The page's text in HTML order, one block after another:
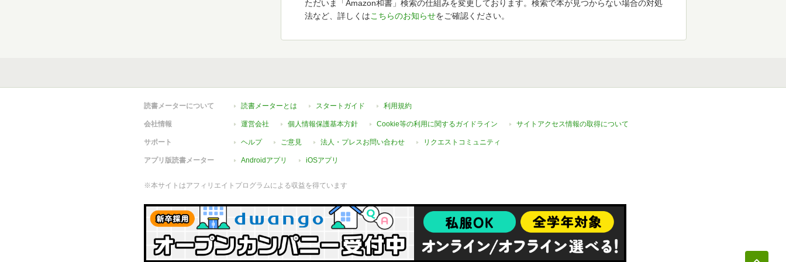
ただいま「Amazon和書」検索の仕組みを変更しております。検索で本が見つからない場合の対処
法など、詳しくはこちらのお知らせをご確認ください。
読書メーターについて 読書メーターとは スタートガイド 利用規約
会社情報 運営会社 個人情報保護基本方針 Cookie等の利用に関するガイドライン サイトアクセス情報の取得について
サポート ヘルプ ご意見 法人・プレスお問い合わせ リクエストコミュニティ
アプリ版読書メーター Androidアプリ iOSアプリ
※本サイトはアフィリエイトプログラムによる収益を得ています